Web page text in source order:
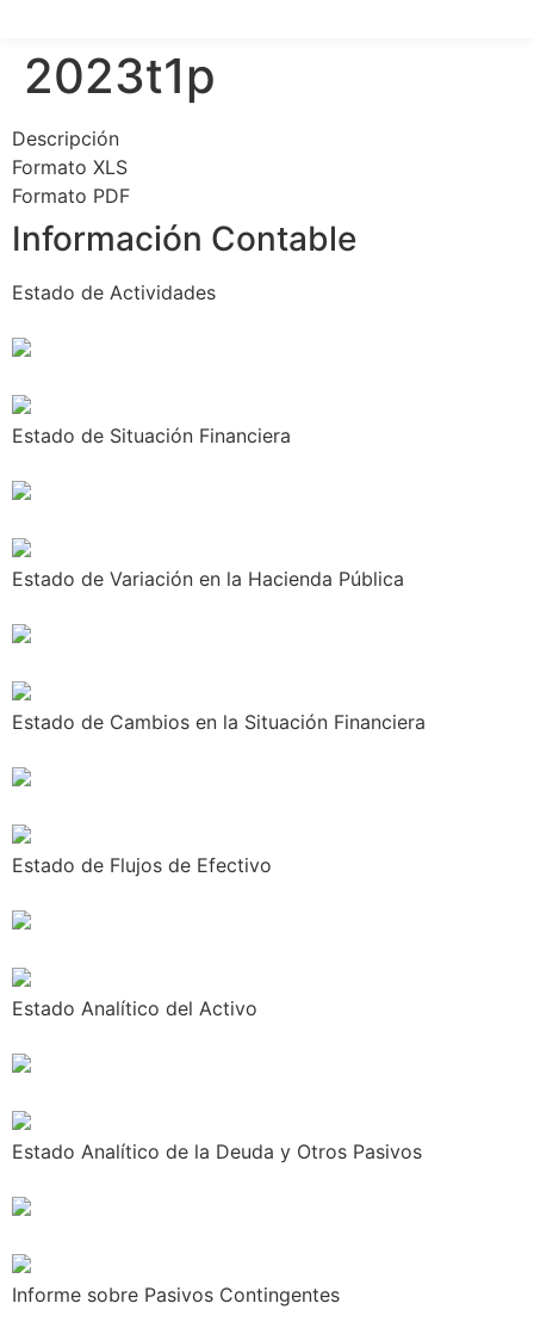
2023t1p
Descripción
Formato XLS
Formato PDF
Información Contable
Estado de Actividades
Estado de Situación Financiera
Estado de Variación en la Hacienda Pública
Estado de Cambios en la Situación Financiera
Estado de Flujos de Efectivo
Estado Analítico del Activo
Estado Analítico de la Deuda y Otros Pasivos
Informe sobre Pasivos Contingentes